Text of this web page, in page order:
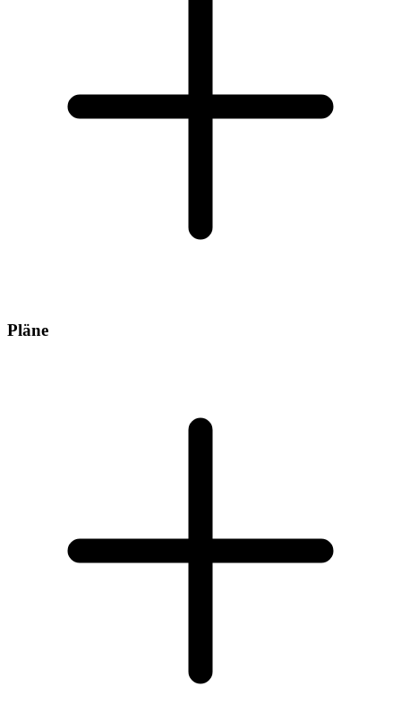
Pläne